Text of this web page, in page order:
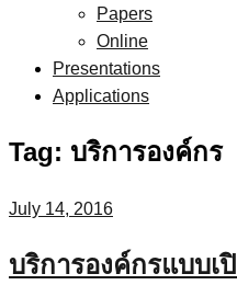
Papers
Online
Presentations
Applications
Tag: บริการองค์กร
July 14, 2016
บริการองค์กรแบบเ